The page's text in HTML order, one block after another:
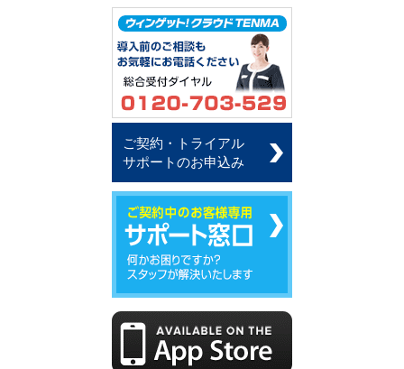
ご契約・トライアル
サポートのお申込み